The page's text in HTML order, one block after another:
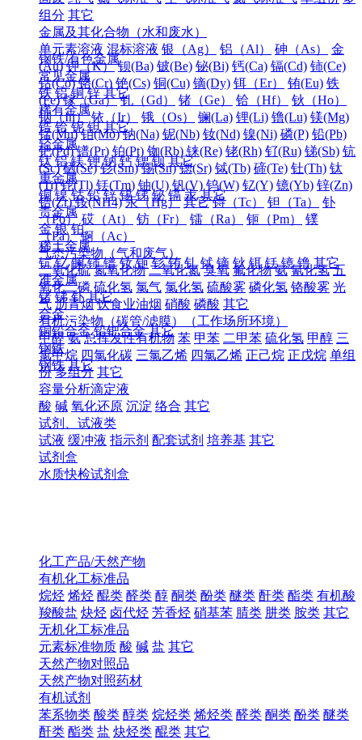
组分 其它
金属及其化合物（水和废水）
单元素溶液 混标溶液 银（Ag） 铝（Al） 砷（As）
金
(Au) 钾（K） 钡(Ba) 铍(Be) 铋(Bi) 钙(Ca) 镉(Cd) 铈(Ce)
钴(Co) 铬(Cr) 铯(Cs) 铜(Cu) 镝(Dy) 铒（Er） 铕(Eu) 铁
(Fe) 镓（Ga） 钆（Gd） 锗（Ge） 铪（Hf）
钬（Ho）
铟（In） 铱（Ir） 锇（Os） 镧(La) 锂(Li) 镥(Lu) 镁(Mg)
锰(Mn) 钼(Mo) 钠(Na) 铌(Nb) 钕(Nd) 镍(Ni) 磷(P) 铅(Pb)
钯(Pd) 镨(Pr) 铂(Pt) 铷(Rb) 铼(Re) 铑(Rh) 钌(Ru) 锑(Sb) 钪
(Sc) 硒(Se) 钐(Sm) 锡(Sn) 锶(Sr) 铽(Tb) 碲(Te) 钍(Th) 钛
(Ti) 铊(Tl) 铥(Tm) 铀(U) 钒(V) 钨(W) 钇(Y) 镱(Yb) 锌(Zn)
锆(Zr) 铵(NH4) 汞（Hg） 其它 锝（Tc） 钽（Ta）
钋
（Po） 砹（At） 钫（Fr） 镭（Ra） 钷（Pm）
镤
（Pa） 锕（Ac）
气态污染物（气和废气）
二氧化硫 氮氧化物 二氧化氮 臭氧 氟化物 氨 氰化氢 五
氧化二磷 硫化氢 氯气 氯化氢 硫酸雾 磷化氢 铬酸雾 光
气 沥青烟 饮食业油烟 硝酸 磷酸 其它
有机污染物（碳管/滤膜）（工作场所环境）
甲醛 氨 总挥发性有机物 苯 甲苯 二甲苯 硫化氢 甲醇 三
氯甲烷 四氯化碳 三氯乙烯 四氯乙烯 正己烷 正戊烷 单组
份 多组分 其它
容量分析滴定液
酸 碱 氧化还原 沉淀 络合 其它
试剂、试液类
试液 缓冲液 指示剂 配套试剂 培养基 其它
试剂盒
水质快检试剂盒
钢铁/有色金属
常见金属
铁 铝 铜 锌 其它
稀有金属
锆 铪 铌 钽 其它
轻金属
钛 铝 镁 钾 钠 钙 锶 钡 其它
重金属
铜 镍 钴 铅 锌 锡 锑 铋 镉 汞 其它
贵金属
金 银 铂
稀土金属
钪 钇 镧 铈 镨 钕 钷 钐 铕 钆 铽 镝 钬 铒 铥 镱 镥 其它
准金属
锗 锑 钋 其它
合金
铜铅合金 铅钯合金 其它
钢铁
钢铁 其它
化工产品/天然产物
有机化工标准品
烷烃 烯烃 醌类 醛类 醇 酮类 酚类 醚类 酐类 酯类 有机酸
羧酸盐 炔烃 卤代烃 芳香烃 硝基苯 腈类 肼类 胺类 其它
无机化工标准品
元素标准物质 酸 碱 盐 其它
天然产物对照品
天然产物对照药材
有机试剂
苯系物类 酸类 醇类 烷烃类 烯烃类 醛类 酮类 酚类 醚类
酐类 酯类 盐 炔烃类 醌类 其它